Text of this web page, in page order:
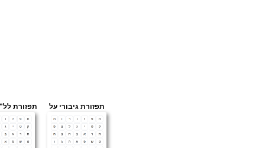
תפזורת גיבורי על תפזורת